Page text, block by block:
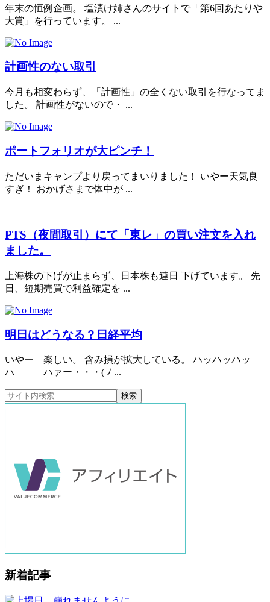
年末の恒例企画。 塩漬け姉さんのサイトで「第6回あたりや
大賞」を行っています。 ...
計画性のない取引
今月も相変わらず、「計画性」の全くない取引を行なってま
した。 計画性がないので・ ...
ポートフォリオが大ピンチ！
ただいまキャンプより戻ってまいりました！ いやー天気良
すぎ！ おかげさまで体中が ...
PTS（夜間取引）にて「東レ」の買い注文を入れ
ました。
上海株の下げが止まらず、日本株も連日 下げています。 先
日、短期売買で利益確定を ...
明日はどうなる？日経平均
いやー 楽しい。 含み損が拡大している。 ハッハッハッ
ハ ハァー・・・( ﾉ ...
新着記事